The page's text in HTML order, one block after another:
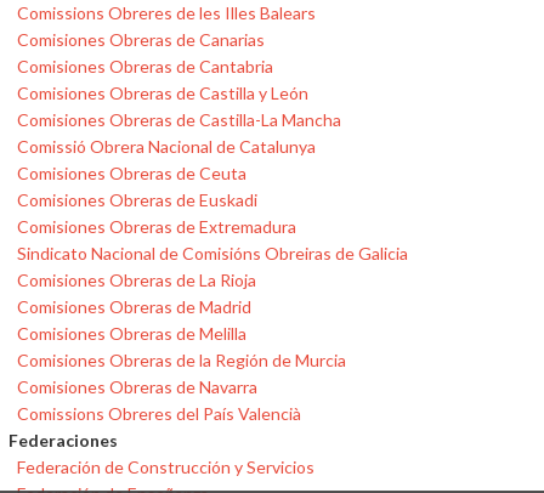
Comissions Obreres de les Illes Balears
Comisiones Obreras de Canarias
Comisiones Obreras de Cantabria
Comisiones Obreras de Castilla y León
Comisiones Obreras de Castilla-La Mancha
Comissió Obrera Nacional de Catalunya
Comisiones Obreras de Ceuta
Comisiones Obreras de Euskadi
Comisiones Obreras de Extremadura
Sindicato Nacional de Comisións Obreiras de Galicia
Comisiones Obreras de La Rioja
Comisiones Obreras de Madrid
Comisiones Obreras de Melilla
Comisiones Obreras de la Región de Murcia
Comisiones Obreras de Navarra
Comissions Obreres del País Valencià
Federaciones
Federación de Construcción y Servicios